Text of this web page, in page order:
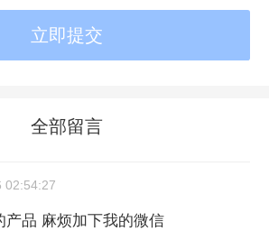
全部留言
02:54:27
产品 麻烦加下我的微信